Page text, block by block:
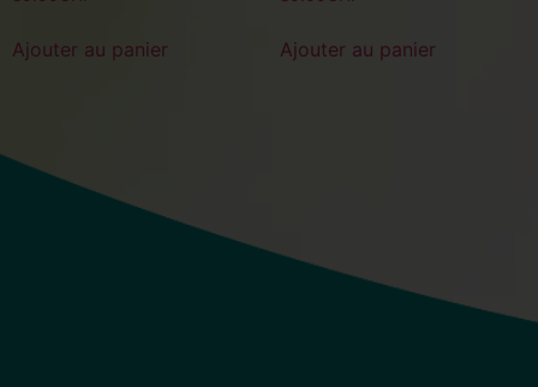
Ajouter au panier Ajouter au panier